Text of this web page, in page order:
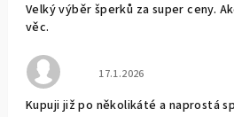
Velký výběr šperků za super ceny.
věc.
Hodnocení obchodu je 5
17.1.2026
Kupuji již po několikáté a naprostá